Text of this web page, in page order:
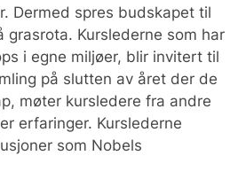
Dermed spres budskapet til
grasrota. Kurslederne som har
i egne miljøer, blir invitert til
på slutten av året der de
møter kursledere fra andre
erfaringer. Kurslederne
som Nobels